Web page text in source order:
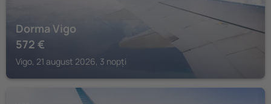
Dorma Vigo
572 €
Vigo, 21 august 2026, 3 nopți